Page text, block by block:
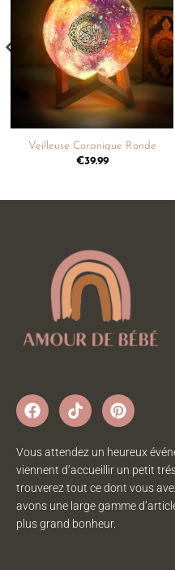
Ajouter
à la
liste de
souhaits
Veilleuse Coranique Ronde
€39.99
Vous attendez un heureux
viennent d’accueillir un petit
trouverez tout ce dont vous
avons une large gamme
plus grand bonheur.